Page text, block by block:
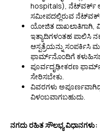
hospitals), ನೆಟ್‌ವರ್ಕ್
ಸಮೀಪದಲ್ಲಿರುವ ನೆಟ್‌ವರ್ಕ್
ಯೋಜಿತ ದಾಖಲಾತಿಗಾಗಿ,
ಇತ್ಯಾದಿಗಳಂತಹ ಪಾಲಿಸಿ
ಆಸ್ಪತ್ರೆಯನ್ನು ಸಂಪರ್ಕಿಸಿ
ಫಾರ್ಮ್‌ನೊಂದಿಗೆ
ಪೂರ್ವದೃಢೀಕರಣ
ಸೇರಿಸಬೇಕು.
ವಿವರಗಳು
ವಿಳಂಬವಾಗಬಹುದು.
ನಗದು ರಹಿತ ಸೌಲಭ್ಯ ವಿಧಾನಗಳು: